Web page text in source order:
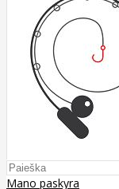
Mano paskyra